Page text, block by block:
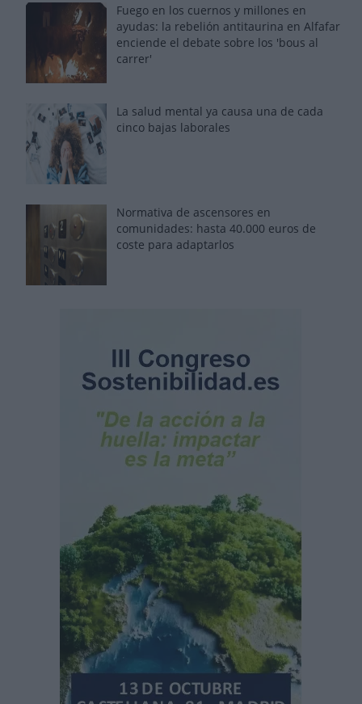
Fuego en los cuernos y millones en
ayudas: la rebelión antitaurina en Alfafar
enciende el debate sobre los 'bous al
carrer'
La salud mental ya causa una de cada
cinco bajas laborales
Normativa de ascensores en
comunidades: hasta 40.000 euros de
coste para adaptarlos